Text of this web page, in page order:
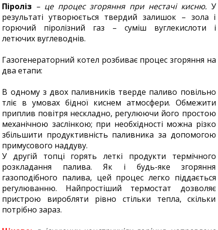
Піроліз – це процес згоряння при нестачі кисню.У
результаті утворюється твердий залишок – зола і
горючий піролізний газ – суміш вуглекислоти і
летючих вуглеводнів.
Газогенераторний котел розбиває процес згоряння на
два етапи:
В одному з двох паливників тверде паливо повільно
тліє в умовах бідної киснем атмосфери. Обмежити
приплив повітря нескладно, регулюючи його простою
механічною заслінкою; при необхідності можна різко
збільшити продуктивність паливника за допомогою
примусового наддуву.
У другій топці горять леткі продукти термічного
розкладання палива. Як і будь-яке згоряння
газоподібного палива, цей процес легко піддається
регулюванню. Найпростіший термостат дозволяє
пристрою виробляти рівно стільки тепла, скільки
потрібно зараз.